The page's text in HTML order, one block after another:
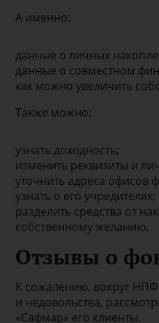
А именно:
данные о личных
данные о совместном
как можно увеличить
Также можно:
узнать доходность;
изменить реквизиты и
уточнить адреса офисов
узнать о его учредителях;
разделить средства от
собственному желанию.
Отзывы о
К сожалению, вокруг
и недовольства,
«Сафмар» его клиенты.